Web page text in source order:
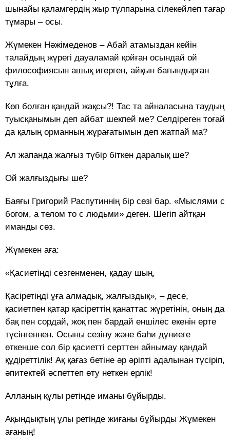
шынайы қаламгердің жыр тұлпарына сілекейлеп тағар
тұмары – осы.
Жұмекен Нәжімеденов – Абай атамыздан кейін
талайдың жүрегі дауаламай қойған осындай ой
философиясын ашық игерген, айқын бағындырған
тұлға.
Көп болған қандай жақсы?! Тас та айналасына таудың
туысқанымын деп айбат шекпей ме? Селдіреген тоғай
да қалың орманның жұрағатымын деп жатпай ма?
Ал жапанда жалғыз түбір біткен даралық ше?
Ой жалғыздығы ше?
Баяғы Григорий Распутиннің бір сөзі бар. «Мыслями с
богом, а телом то с людьми» деген. Шегіп айтқан
иманды сөз.
Жұмекен аға:
«Қасиетіңді сезгенменен, қадау шың,
Қасіретіңді ұға алмадық, жалғыздық», – десе,
қасиетпен қатар қасіреттің қанаттас жүретінін, оның да
бақ пен сордай, жоқ пен бардай еншілес екенін ерте
түсінгеннен. Осыны сезіну және баһи дүниеге
өткенше сол бір қасиетті серттен айнымау қандай
құдіреттілік! Ақ қағаз бетіне әр әріпті адалынан түсіріп,
әпитектей әспеттеп өту неткен ерлік!
Алланың құлы ретінде иманы бұйырды.
Ақындықтың ұлы ретінде жиғаны бұйырды Жұмекен
ағаның!